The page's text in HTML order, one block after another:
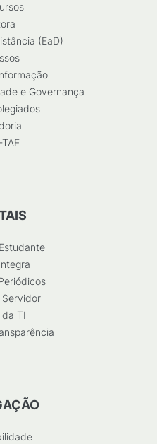
(EaD)
e Governança
da TI